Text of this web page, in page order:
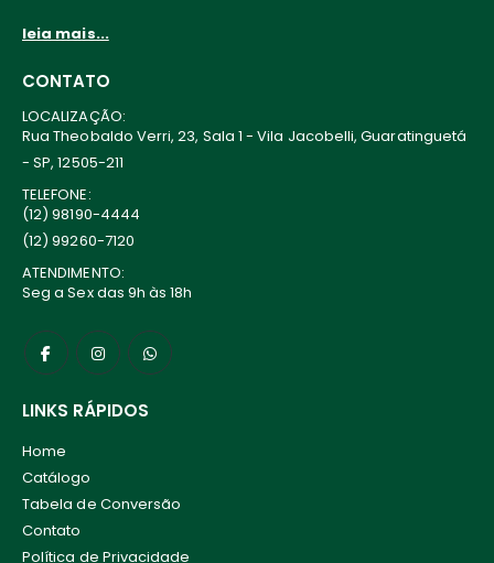
leia mais...
CONTATO
LOCALIZAÇÃO:
Rua Theobaldo Verri, 23, Sala 1 - Vila Jacobelli, Guaratinguetá
- SP, 12505-211
TELEFONE:
(12) 98190-4444
(12) 99260-7120
ATENDIMENTO:
Seg a Sex das 9h às 18h
LINKS RÁPIDOS
Home
Catálogo
Tabela de Conversão
Contato
Política de Privacidade